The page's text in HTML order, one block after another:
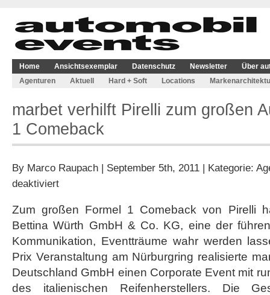
Home Ansichtsexemplar Datenschutz Newsletter
Über
Agenturen
Aktuell Hard + Soft Locations
marbet verhilft Pirelli zum großen
1 Comeback
By Marco Raupach | September 5th, 2011 | Kategorie:
deaktiviertfür
Pirelli
zum
Auftritt
für
Formel
1
Comeback
Zum großen Formel 1 Comeback von Pirelli
Bettina Würth GmbH & Co. KG, eine der
Kommunikation, Eventträume wahr werden
Prix Veranstaltung am Nürburgring realisierte
Deutschland GmbH einen Corporate Event mit
des italienischen Reifenherstellers. Die